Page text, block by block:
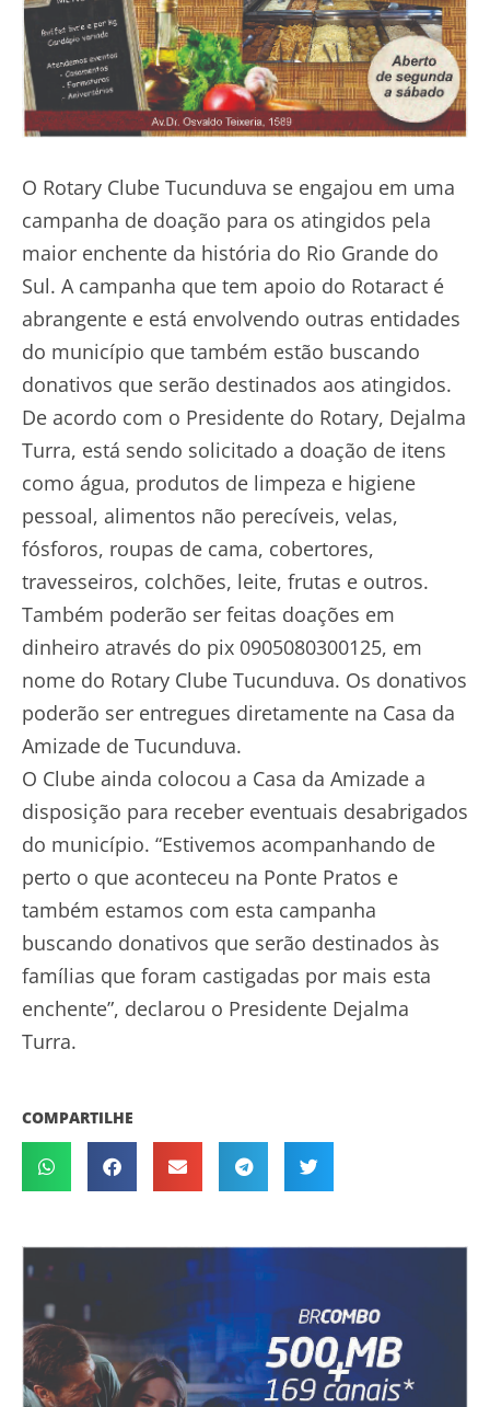
O Rotary Clube Tucunduva se engajou em uma
campanha de doação para os atingidos pela
maior enchente da história do Rio Grande do
Sul. A campanha que tem apoio do Rotaract é
abrangente e está envolvendo outras entidades
do município que também estão buscando
donativos que serão destinados aos atingidos.
De acordo com o Presidente do Rotary, Dejalma
Turra, está sendo solicitado a doação de itens
como água, produtos de limpeza e higiene
pessoal, alimentos não perecíveis, velas,
fósforos, roupas de cama, cobertores,
travesseiros, colchões, leite, frutas e outros.
Também poderão ser feitas doações em
dinheiro através do pix 0905080300125, em
nome do Rotary Clube Tucunduva. Os donativos
poderão ser entregues diretamente na Casa da
Amizade de Tucunduva.
O Clube ainda colocou a Casa da Amizade a
disposição para receber eventuais desabrigados
do município. “Estivemos acompanhando de
perto o que aconteceu na Ponte Pratos e
também estamos com esta campanha
buscando donativos que serão destinados às
famílias que foram castigadas por mais esta
enchente”, declarou o Presidente Dejalma
Turra.
COMPARTILHE